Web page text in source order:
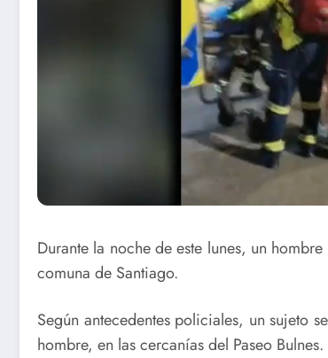
Durante la noche de este lunes, un
comuna de Santiago.
Según antecedentes policiales, un sujeto
hombre, en las cercanías del Paseo Bulnes.